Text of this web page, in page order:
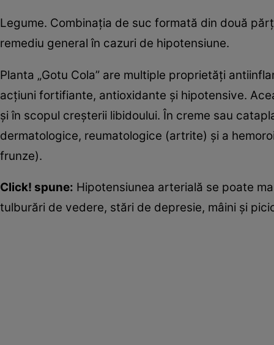
Legume. Combinaţia de suc formată din două
remediu general în cazuri de hipotensiune.
Planta „Gotu Cola” are multiple proprietăţi
acţiuni fortifiante, antioxidante şi hipotensive.
şi în scopul creşterii libidoului. În creme sau
dermatologice, reumatologice (artrite) şi a
frunze).
Click! spune: Hipotensiunea arterială se poate
tulburări de vedere, stări de depresie, mâini şi